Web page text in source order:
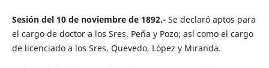
Sesión del 10 de noviembre de 1892.- Se declaró aptos para
el cargo de doctor a los Sres. Peña y Pozo; así como el cargo
de licenciado a los Sres. Quevedo, López y Miranda.